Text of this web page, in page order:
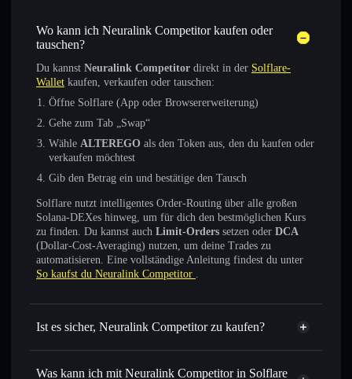
Wo kann ich Neuralink Competitor kaufen oder
tauschen?
Du kannst Neuralink Competitor direkt in der Solflare-
Wallet kaufen, verkaufen oder tauschen:
Öffne Solflare (App oder Browsererweiterung)
Gehe zum Tab „Swap“
Wähle ALTEREGO als den Token aus, den du kaufen oder
verkaufen möchtest
Gib den Betrag ein und bestätige den Tausch
Solflare nutzt intelligentes Order-Routing über alle großen
Solana-DEXes hinweg, um für dich den bestmöglichen Kurs
zu finden. Du kannst auch Limit-Orders setzen oder DCA
(Dollar-Cost-Averaging) nutzen, um deine Trades zu
automatisieren. Eine vollständige Anleitung findest du unter
So kaufst du Neuralink Competitor .
Ist es sicher, Neuralink Competitor zu kaufen?
Neuralink Competitor
nicht
Was kann ich mit Neuralink Competitor in Solflare